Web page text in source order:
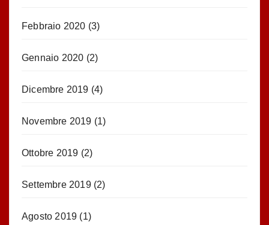
Febbraio 2020 (3)
Gennaio 2020 (2)
Dicembre 2019 (4)
Novembre 2019 (1)
Ottobre 2019 (2)
Settembre 2019(2)
Agosto 2019 (1)